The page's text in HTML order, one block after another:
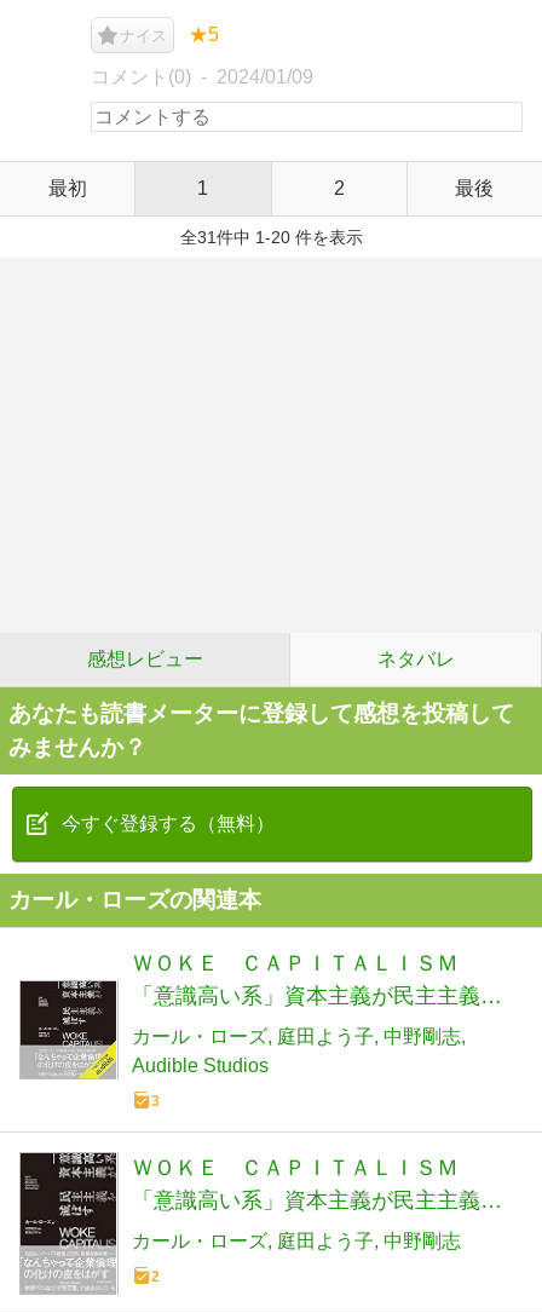
ナイス ★5
コメント(0) 2024/01/09
最初 1 2 最後
全31件中 1-20 件を表示
感想レビュー ネタバレ
あなたも読書メーターに登録して感想を投稿して
みませんか？
今すぐ登録する（無料）
カール・ローズの関連本
ＷＯＫＥ ＣＡＰＩＴＡＬＩＳＭ
「意識高い系」資本主義が民主主義を
滅ぼす
カール・ローズ 庭田よう子 中野剛志
Audible Studios
3
ＷＯＫＥ ＣＡＰＩＴＡＬＩＳＭ
「意識高い系」資本主義が民主主義を
滅ぼす
カール・ローズ 庭田よう子 中野剛志
2